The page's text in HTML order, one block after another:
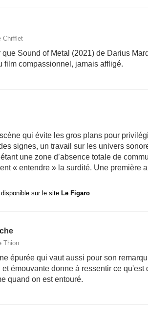
Chifflet
que Sound of Metal (2021) de Darius
film compassionnel, jamais affligé.
qui évite les gros plans pour
signes, un travail sur les univers
une zone d’absence totale de
« entendre » la surdité. Une première
sur le site Le Figaro
Thion
épurée qui vaut aussi pour son
émouvante donne à ressentir ce qu'est
quand on est entouré.